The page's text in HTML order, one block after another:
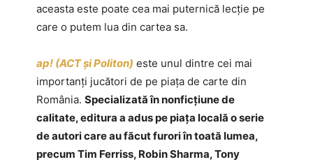
aceasta este poate cea mai puternică lecție pe
care o putem lua din cartea sa.
ap! (ACT și Politon) este unul dintre cei mai
importanți jucători de pe piața de carte din
România. Specializată în nonficțiune de
calitate, editura a adus pe piața locală o serie
de autori care au făcut furori în toată lumea,
precum Tim Ferriss, Robin Sharma, Tony